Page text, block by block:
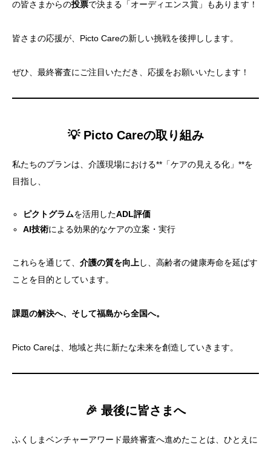
の皆さまからの投票で決まる「オーディエンス賞」もあります！
皆さまの応援が、Picto Careの新しい挑戦を後押しします。
ぜひ、最終審査にご注目いただき、応援をお願いいたします！
💡 Picto Careの取り組み
私たちのプランは、介護現場における**「ケアの見える化」**を
目指し、
ピクトグラムを活用したADL評価
AI技術による効果的なケアの立案・実行
これらを通じて、 介護の質を向上 し、高齢者の健康寿命を延ばす
ことを目的としています。
課題の解決へ、そして福島から全国へ。
Picto Careは、地域と共に新たな未来を創造していきます。
🎉 最後に皆さまへ
ふくしまベンチャーアワード最終審査へ進めたことは、ひとえに